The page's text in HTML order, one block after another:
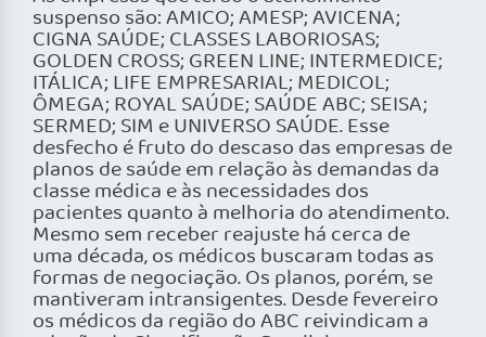
suspenso são: AMICO; AMESP; AVICENA;
CIGNA SAÚDE; CLASSES LABORIOSAS;
GOLDEN CROSS; GREEN LINE; INTERMEDICE;
ITÁLICA; LIFE EMPRESARIAL; MEDICOL;
ÔMEGA; ROYAL SAÚDE; SAÚDE ABC; SEISA;
SERMED; SIM e UNIVERSO SAÚDE. Esse
desfecho é fruto do descaso das empresas de
planos de saúde em relação às demandas da
classe médica e às necessidades dos
pacientes quanto à melhoria do atendimento.
Mesmo sem receber reajuste há cerca de
uma década, os médicos buscaram todas as
formas de negociação. Os planos, porém, se
mantiveram intransigentes. Desde fevereiro
os médicos da região do ABC reivindicam a